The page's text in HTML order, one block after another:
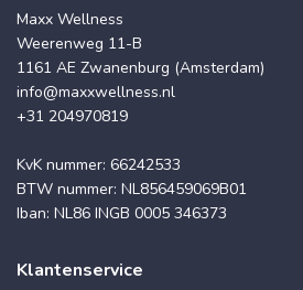
Maxx Wellness
Weerenweg 11-B
1161 AE Zwanenburg (Amsterdam)
info@maxxwellness.nl
+31 204970819
KvK nummer: 66242533
BTW nummer: NL856459069B01
Iban: NL86 INGB 0005 346373
Klantenservice